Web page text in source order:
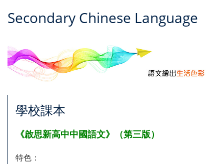
Secondary Chinese Language
學校課本
《啟思新高中中國語文》（第三版）
特色：